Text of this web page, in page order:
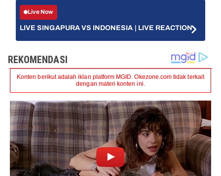
Live Now
LIVE SINGAPURA VS INDONESIA | LIVE REACTION